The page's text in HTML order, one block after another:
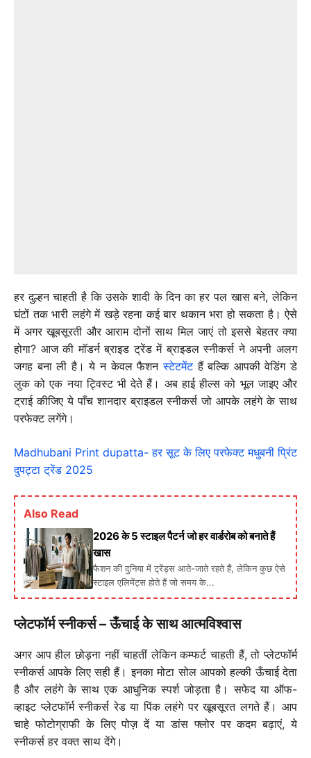
हर दुल्हन चाहती है कि उसके शादी के दिन का हर पल खास बने, लेकिन
घंटों तक भारी लहंगे में खड़े रहना कई बार थकान भरा हो सकता है। ऐसे
में अगर खूबसूरती और आराम दोनों साथ मिल जाएं तो इससे बेहतर क्या
होगा? आज की मॉडर्न ब्राइड ट्रेंड में ब्राइडल स्नीकर्स ने अपनी अलग
जगह बना ली है। ये न केवल फैशनस्टेटमेंटहैं बल्कि आपकी वेडिंग डे
लुक को एक नया ट्विस्ट भी देते हैं। अब हाई हील्स को भूल जाइए और
ट्राई कीजिए ये पाँच शानदार ब्राइडल स्नीकर्स जो आपके लहंगे के साथ
परफेक्ट लगेंगे।
Madhubani Print dupatta- हर सूट के लिए परफेक्ट मधुबनी प्रिंट
दुपट्टा ट्रेंड 2025
Also Read
2026 के 5 स्टाइल पैटर्न जो हर वार्डरोब को बनाते हैं
खास
फैशन की दुनिया में ट्रेंड्स आते-जाते रहते हैं, लेकिन कुछ ऐसे
स्टाइल एलिमेंट्स होते हैं जो समय के...
प्लेटफॉर्म स्नीकर्स – ऊँचाई के साथ आत्मविश्वास
अगर आप हील छोड़ना नहीं चाहतीं लेकिन कम्फर्ट चाहती हैं, तो प्लेटफॉर्म
स्नीकर्स आपके लिए सही हैं। इनका मोटा सोल आपको हल्की ऊँचाई देता
है और लहंगे के साथ एक आधुनिक स्पर्श जोड़ता है। सफेद या ऑफ-
व्हाइट प्लेटफॉर्म स्नीकर्स रेड या पिंक लहंगे पर खूबसूरत लगते हैं। आप
चाहे फोटोग्राफी के लिए पोज़ दें या डांस फ्लोर पर कदम बढ़ाएं, ये
स्नीकर्स हर वक्त साथ देंगे।